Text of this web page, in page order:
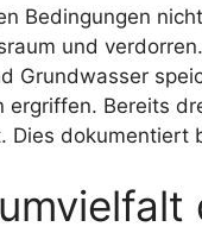
Bedingungen
und
Grundwasser
ergriffen. Bereits
dokumentiert